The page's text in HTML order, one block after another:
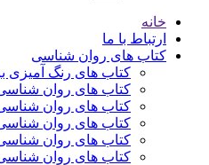
خانه
ارتباط با ما
کتاب های روان شناسی
کتاب های رنگ آمیزی
کتاب های روان
کتاب های روان
کتاب های روان شناسی
کتاب های روان
کتاب های روان